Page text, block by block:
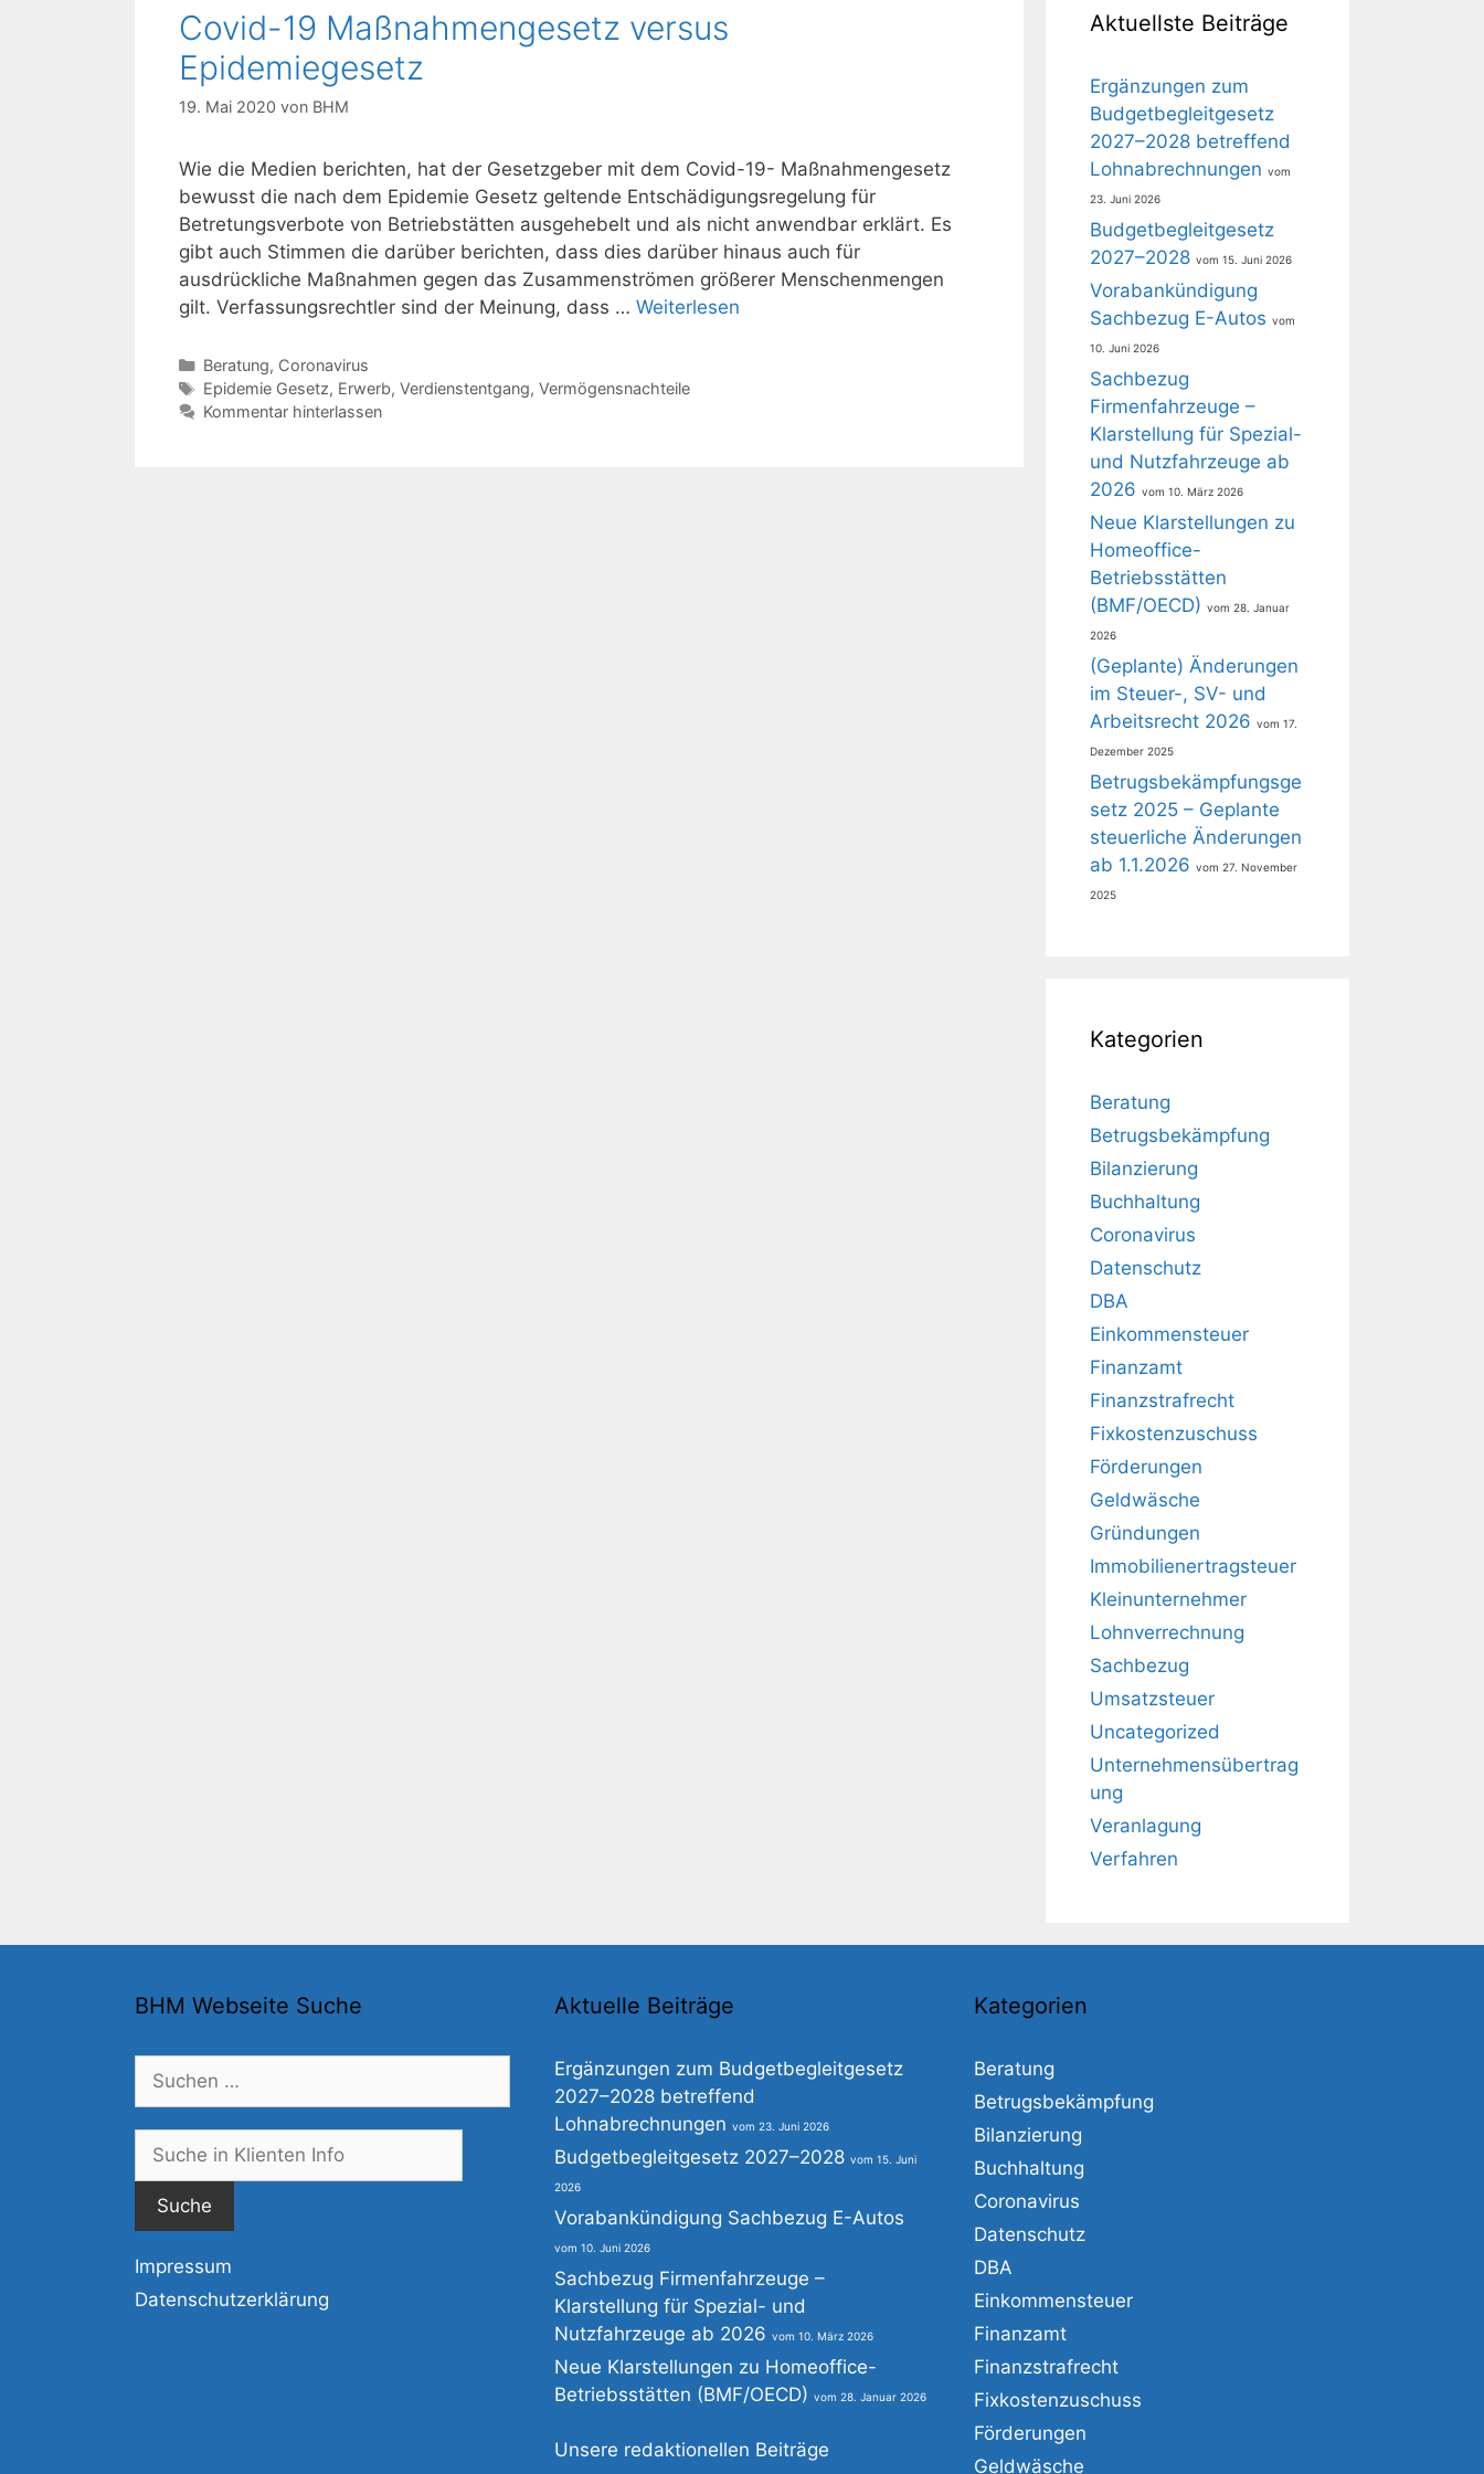
Covid-19 Maßnahmengesetz versus
Epidemiegesetz
19. Mai 2020 von BHM
Wie die Medien berichten, hat der Gesetzgeber mit dem Covid-19- Maßnahmengesetz
bewusst die nach dem Epidemie Gesetz geltende Entschädigungsregelung für
Betretungsverbote von Betriebstätten ausgehebelt und als nicht anwendbar erklärt. Es
gibt auch Stimmen die darüber berichten, dass dies darüber hinaus auch für
ausdrückliche Maßnahmen gegen das Zusammenströmen größerer Menschenmengen
gilt. Verfassungsrechtler sind der Meinung, dass … Weiterlesen
Kategorien
Beratung, Coronavirus
Schlagwörter
Epidemie Gesetz, Erwerb, Verdienstentgang, Vermögensnachteile
Kommentar hinterlassen
Aktuellste Beiträge
Ergänzungen zum
Budgetbegleitgesetz
2027–2028 betreffend
Lohnabrechnungen
23. Juni 2026
Budgetbegleitgesetz
2027–2028
15. Juni 2026
Vorabankündigung
Sachbezug E-Autos
10. Juni 2026
Sachbezug
Firmenfahrzeuge –
Klarstellung für Spezial-
und Nutzfahrzeuge ab
2026
10. März 2026
Neue Klarstellungen zu
Homeoffice-
Betriebsstätten
(BMF/OECD)
28. Januar
2026
(Geplante) Änderungen
im Steuer-, SV- und
Arbeitsrecht 2026
17.
Dezember 2025
Betrugsbekämpfungsge
setz 2025 – Geplante
steuerliche Änderungen
ab 1.1.2026
27. November
2025
Kategorien
Beratung
Betrugsbekämpfung
Bilanzierung
Buchhaltung
Coronavirus
Datenschutz
DBA
Einkommensteuer
Finanzamt
Finanzstrafrecht
Fixkostenzuschuss
Förderungen
Geldwäsche
Gründungen
Immobilienertragsteuer
Kleinunternehmer
Lohnverrechnung
Sachbezug
Umsatzsteuer
Uncategorized
Unternehmensübertrag
ung
Veranlagung
Verfahren
BHM Webseite Suche
nach:
Impressum
Datenschutzerklärung
Aktuelle Beiträge
Ergänzungen zum Budgetbegleitgesetz
2027–2028 betreffend
Lohnabrechnungen
23. Juni 2026
Budgetbegleitgesetz 2027–2028 15. Juni
2026
Vorabankündigung Sachbezug E-Autos
10. Juni 2026
Sachbezug Firmenfahrzeuge –
Klarstellung für Spezial- und
Nutzfahrzeuge ab 2026
10. März 2026
Neue Klarstellungen zu Homeoffice-
Betriebsstätten (BMF/OECD)
28. Januar 2026
Unsere redaktionellen Beiträge
Kategorien
Beratung
Betrugsbekämpfung
Bilanzierung
Buchhaltung
Coronavirus
Datenschutz
DBA
Einkommensteuer
Finanzamt
Finanzstrafrecht
Fixkostenzuschuss
Förderungen
Geldwäsche